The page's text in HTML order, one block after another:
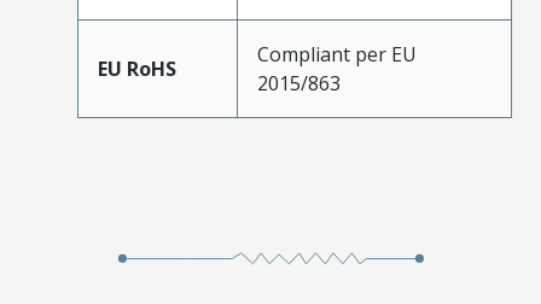
EU RoHS
Compliant per EU
2015/863